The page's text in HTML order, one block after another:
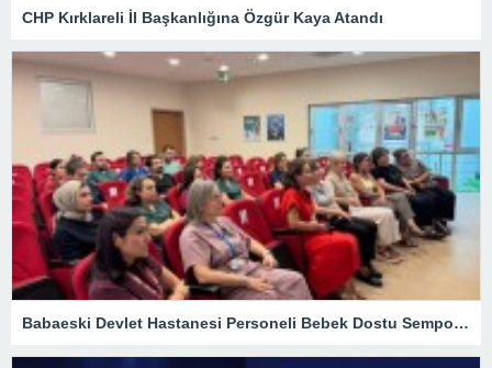
CHP Kırklareli İl Başkanlığına Özgür Kaya Atandı
Babaeski Devlet Hastanesi Personeli Bebek Dostu Sempozyumunda